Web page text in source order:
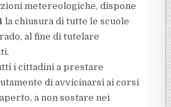
metereologiche, dispone
la chiusura di tutte le scuole
al fine di tutelare
i cittadini a prestare
di avvicinarsi ai corsi
a non sostare nei